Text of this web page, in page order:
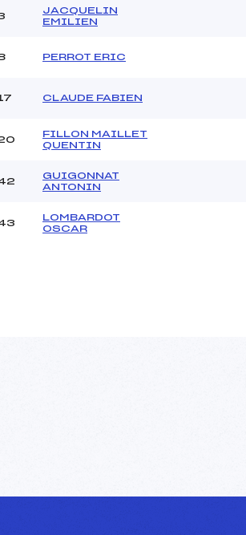
appliquée :
:
JACQUELIN
EMILIEN
PERROT ERIC
CLAUDE FABIEN
FILLON MAILLET
QUENTIN
GUIGONNAT
ANTONIN
LOMBARDOT
OSCAR